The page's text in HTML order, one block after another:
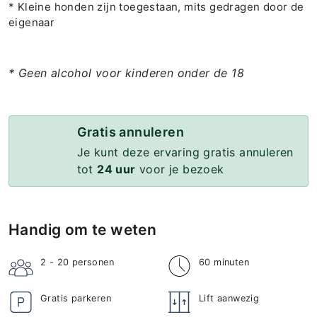
* Kleine honden zijn toegestaan, mits gedragen door de
eigenaar
* Geen alcohol voor kinderen onder de 18
Gratis annuleren
Je kunt deze ervaring gratis annuleren
tot 24 uur voor je bezoek
Handig om te weten
2 - 20 personen 60 minuten
Gratis parkeren Lift aanwezig